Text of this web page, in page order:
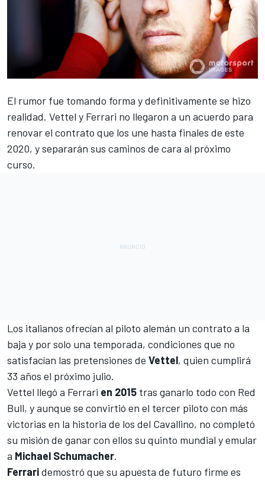
El rumor fue tomando forma y definitivamente se hizo
realidad. Vettel y Ferrari no llegaron a un acuerdo para
renovar el contrato que los une hasta finales de este
2020, y separarán sus caminos de cara al próximo
curso.
Los italianos ofrecían al piloto alemán un contrato a la
baja y por solo una temporada, condiciones que no
satisfacían las pretensiones de Vettel, quien cumplirá
33 años el próximo julio.
Vettel llegó a Ferrari en 2015 tras ganarlo todo con Red
Bull, y aunque se convirtió en el tercer piloto con más
victorias en la historia de los del Cavallino, no completó
su misión de ganar con ellos su quinto mundial y emular
a Michael Schumacher.
Ferraridemostró que su apuesta de futuro firme es